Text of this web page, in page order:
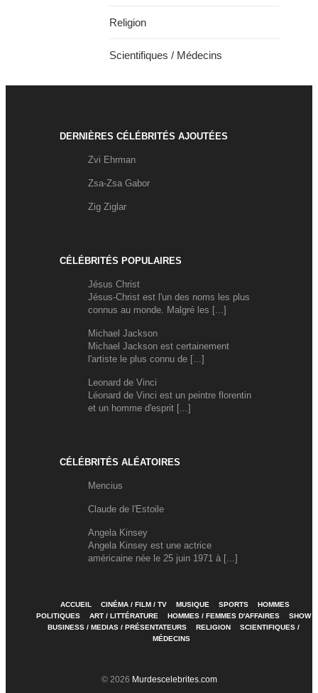
Religion
Scientifiques / Médecins
DERNIÈRES CÉLÉBRITÉS AJOUTÉES
Zvi Ehrman
Zsa-Zsa Gabor
Zig Ziglar
CÉLÉBRITÉS POPULAIRES
Jésus Christ
Jésus-Christ est l'un des noms les plus
connus au monde. Malgré les [...]
Michael Jackson
Michael Jackson est certainement
l'artiste le plus connu de [...]
Leonard de Vinci
Léonard de Vinci est un peintre florentin
et un homme d'esprit [...]
CÉLÉBRITÉS ALÉATOIRES
Mencius
Claude de l'Estoile
Angela Kinsey
Angela Kinsey est une actrice
américaine née le 25 juin 1971 à [...]
ACCUEIL CINÉMA / FILM / TV MUSIQUE SPORTS
HOMMES
POLITIQUES
ART / LITTÉRATURE HOMMES / FEMMES D'AFFAIRES
SHOW
BUSINESS / MEDIAS / PRÉSENTATEURS
RELIGION
SCIENTIFIQUES /
MÉDECINS
© 2026 Murdescelebrites.com